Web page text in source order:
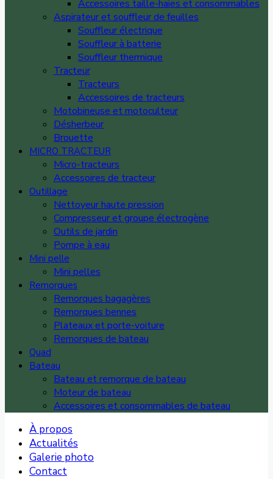
Accessoires taille-haies et consommables
Aspirateur et souffleur de feuilles
Souffleur électrique
Souffleur à batterie
Souffleur thermique
Tracteur
Tracteurs
Accessoires de tracteurs
Motobineuse et motoculteur
Désherbeur
Brouette
MICRO TRACTEUR
Micro-tracteurs
Accessoires de tracteur
Outillage
Nettoyeur haute pression
Compresseur et groupe électrogène
Outils de jardin
Pompe à eau
Mini pelle
Mini pelles
Remorques
Remorques bagagères
Remorques bennes
Plateaux et porte-voiture
Remorques de bateau
Quad
Bateau
Bateau et remorque de bateau
Moteur de bateau
Accessoires et consommables de bateau
À propos
Actualités
Galerie photo
Contact